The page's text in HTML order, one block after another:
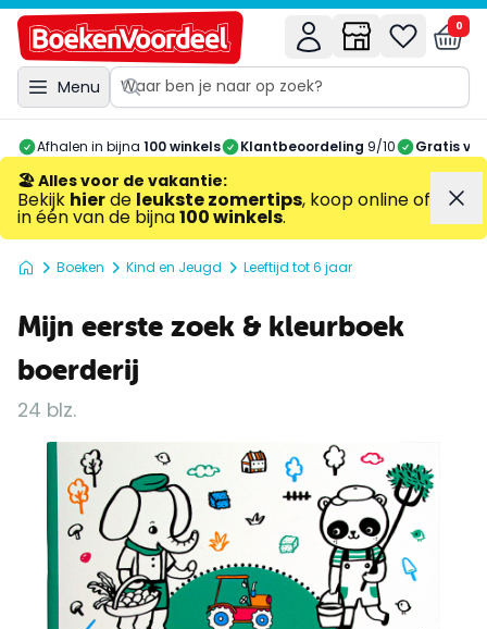
Menu
0
Afhalen in bijna 100 winkels Klantbeoordeling 9/10 Gratis
🏖️ Alles voor de vakantie:
Bekijk hierde leukste zomertips, koop online of
in één van de bijna100 winkels.
Boeken Kind en Jeugd Leeftijd tot 6 jaar
Mijn eerste zoek & kleurboek
boerderij
24 blz.